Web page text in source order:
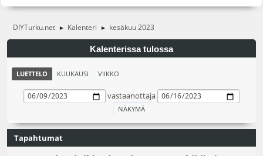
DIYTurku.net ► Kalenteri ► kesäkuu 2023
Kalenterissa tulossa
LUETTELO KUUKAUSI VIIKKO
vastaanottaja
Tapahtumat